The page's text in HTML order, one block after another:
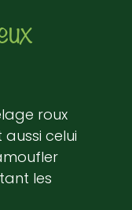
roux
celui
les